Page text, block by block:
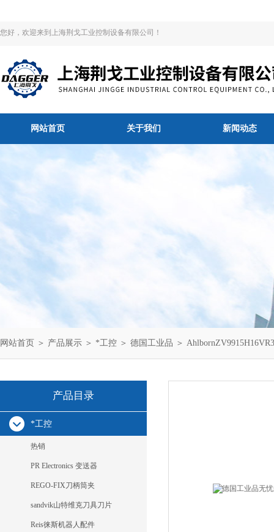
您好，欢迎来到上海荆戈工业控制设备有限公司！
网站首页 关于我们 新闻动态
网站首页 ＞ 产品展示 ＞ *工控 ＞ 德国工业品 ＞
产品目录
*工控
热销
PR Electronics 变送器
REGO-FIX刀柄筒夹
sandvik山特维克刀具刀片
Reis徕斯机器人配件